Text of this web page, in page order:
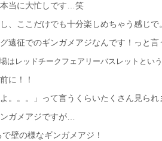
当に大忙しです…笑
、ここだけでも十分楽しめちゃう感じ
遠征でのギンガメアジなんです！っと言
はレッドチークフェアリーバスレットとい
に！！
。。。」って言うくらいたくさん見られ
ガメアジですが…
で壁の様なギンガメアジ！